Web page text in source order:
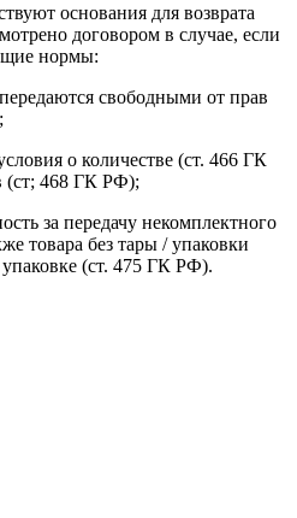
основания для возврата
договором в случае, если
нормы:
свободными от прав
о количестве (ст. 466 ГК
(ст; 468 ГК РФ);
за передачу некомплектного
товара без тары / упаковки
(ст. 475 ГК РФ).